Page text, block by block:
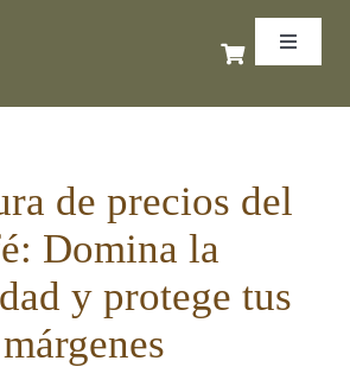
Toggle
Inicio
Libros
de precios del
Domina la
y protege tus
márgenes